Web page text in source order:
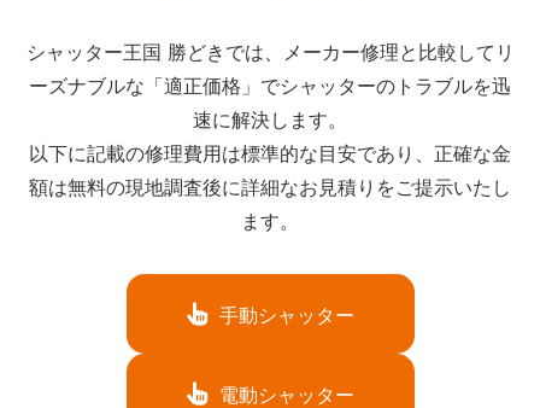
シャッター王国 勝どきでは、メーカー修理と比較してリ
ーズナブルな「適正価格」でシャッターのトラブルを迅
速に解決します。
以下に記載の修理費用は標準的な目安であり、正確な金
額は無料の現地調査後に詳細なお見積りをご提示いたし
ます。
手動シャッター
電動シャッター